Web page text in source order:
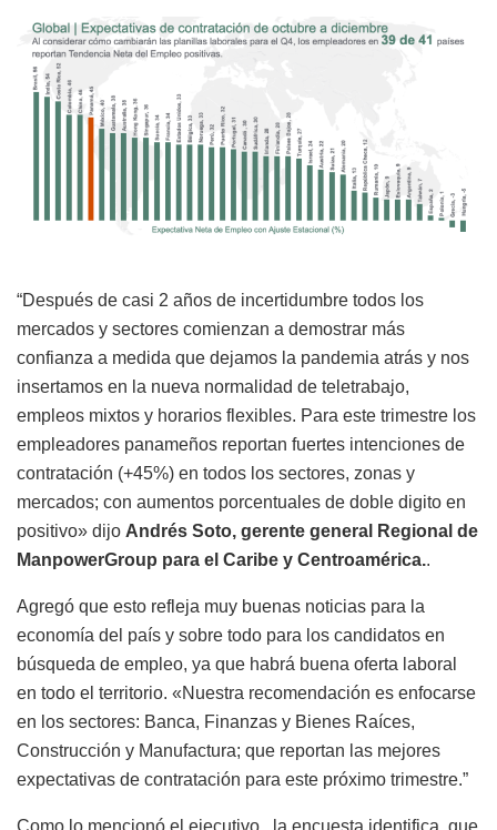
“Después de casi 2 años de incertidumbre todos los
mercados y sectores comienzan a demostrar más
confianza a medida que dejamos la pandemia atrás y nos
insertamos en la nueva normalidad de teletrabajo,
empleos mixtos y horarios flexibles. Para este trimestre los
empleadores panameños reportan fuertes intenciones de
contratación (+45%) en todos los sectores, zonas y
mercados; con aumentos porcentuales de doble digito en
positivo» dijo Andrés Soto, gerente general Regional de
ManpowerGroup para el Caribe y Centroamérica..
Agregó que esto refleja muy buenas noticias para la
economía del país y sobre todo para los candidatos en
búsqueda de empleo, ya que habrá buena oferta laboral
en todo el territorio. «Nuestra recomendación es enfocarse
en los sectores: Banca, Finanzas y Bienes Raíces,
Construcción y Manufactura; que reportan las mejores
expectativas de contratación para este próximo trimestre.”
Como lo mencionó el ejecutivo , la encuesta identifica que